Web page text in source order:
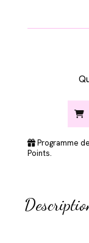
Programme
Points.